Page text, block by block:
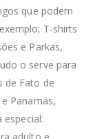
que podem
T-shirts
e Parkas,
o serve para
de Fato de
Panamás,
especial: